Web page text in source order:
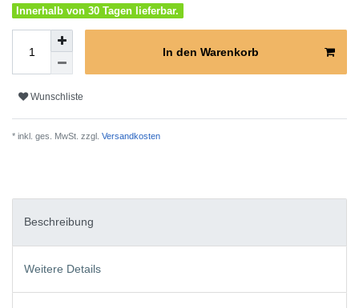
Innerhalb von 30 Tagen lieferbar.
In den Warenkorb
Wunschliste
* inkl. ges. MwSt. zzgl. Versandkosten
Beschreibung
Weitere Details